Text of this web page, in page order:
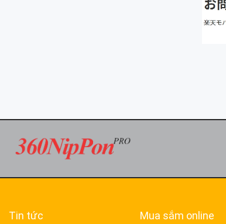
Tin tức Mua sắm online